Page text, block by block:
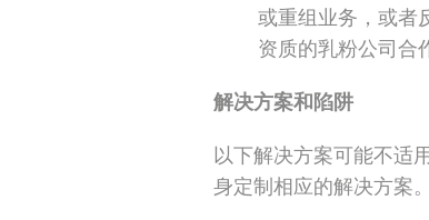
或重组业务，或者
资质的乳粉公司合
解决方案和陷阱
以下解决方案可能不适
身定制相应的解决方案。